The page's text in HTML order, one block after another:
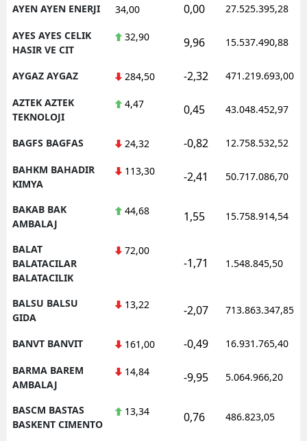
AYEN AYEN ENERJI 34,00 0,00 27.525.395,28
AYES AYES CELIK
HASIR VE CIT
32,90 9,96 15.537.490,88
AYGAZ AYGAZ 284,50 -2,32 471.219.693,00
AZTEK AZTEK
TEKNOLOJI
4,47 0,45 43.048.452,97
BAGFS BAGFAS 24,32 -0,82 12.758.532,52
BAHKM BAHADIR
KIMYA
113,30 -2,41 50.717.086,70
BAKAB BAK
AMBALAJ
44,68 1,55 15.758.914,54
BALAT
BALATACILAR
BALATACILIK
72,00
-1,71 1.548.845,50
BALSU BALSU
GIDA
13,22 -2,07 713.863.347,85
BANVT BANVIT 161,00 -0,49 16.931.765,40
BARMA BAREM
AMBALAJ
14,84 -9,95 5.064.966,20
BASCM BASTAS
BASKENT CIMENTO
13,34 0,76 486.823,05